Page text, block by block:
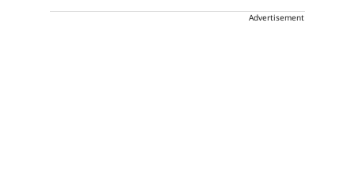
Advertisement